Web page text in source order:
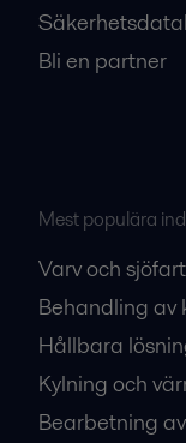
Bli en partner
Mest populära
Varv och sjöfart
Behandling
Hållbara
Kylning och
Bearbetning